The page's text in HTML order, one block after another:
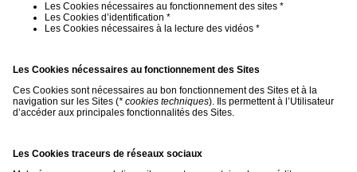
Les Cookies nécessaires au fonctionnement des sites *
Les Cookies d’identification *
Les Cookies nécessaires à la lecture des vidéos *
Les Cookies nécessaires au fonctionnement des Sites
Ces Cookies sont nécessaires au bon fonctionnement des Sites et à la
navigation sur les Sites (* cookies techniques). Ils permettent à l’Utilisateur
d’accéder aux principales fonctionnalités des Sites.
Les Cookies traceurs de réseaux sociaux